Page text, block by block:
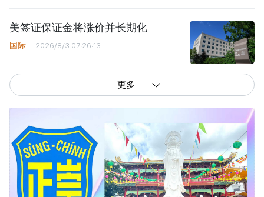
美签证保证金将涨价并长期化
国际 2026/8/3 07:26:13
更多